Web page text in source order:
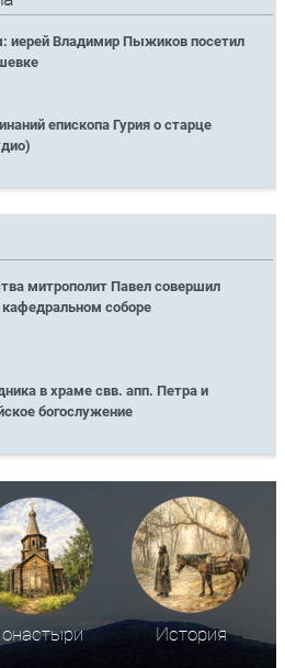
иерей Владимир Пыжиков посетил
епископа Гурия о старце
митрополит Павел совершил
соборе
в храме свв. апп. Петра и
богослужение
История